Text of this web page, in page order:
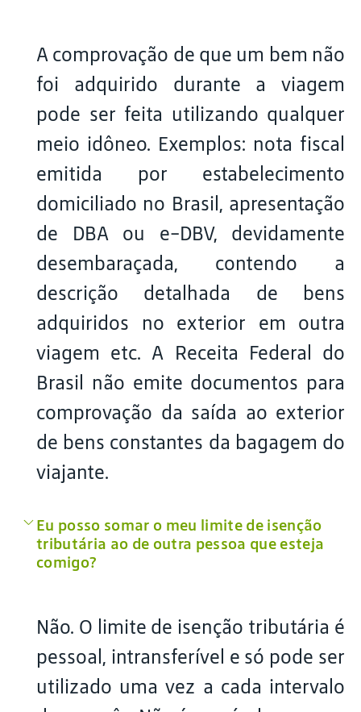
A comprovação de que um bem não
foi adquirido durante a viagem
pode ser feita utilizando qualquer
meio idôneo. Exemplos: nota fiscal
emitida por estabelecimento
domiciliado no Brasil, apresentação
de DBA ou e-DBV, devidamente
desembaraçada, contendo a
descrição detalhada de bens
adquiridos no exterior em outra
viagem etc. A Receita Federal do
Brasil não emite documentos para
comprovação da saída ao exterior
de bens constantes da bagagem do
viajante.
Eu posso somar o meu limite de isenção
tributária ao de outra pessoa que esteja
comigo?
Não. O limite de isenção tributária é
pessoal, intransferível e só pode ser
utilizado uma vez a cada intervalo